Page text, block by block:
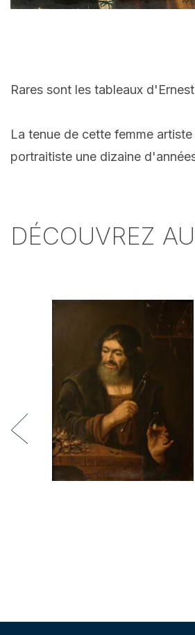
Rares sont les tableaux
La tenue de cette femme
portraitiste une dizaine
DÉCOUVREZ